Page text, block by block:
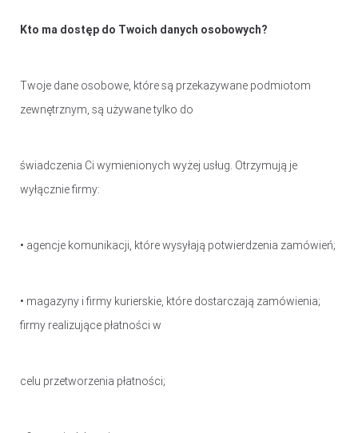
Kto ma dostęp do Twoich danych osobowych?
Twoje dane osobowe, które są przekazywane podmiotom
zewnętrznym, są używane tylko do
świadczenia Ci wymienionych wyżej usług. Otrzymują je
wyłącznie firmy:
• agencje komunikacji, które wysyłają potwierdzenia zamówień;
• magazyny i firmy kurierskie, które dostarczają zamówienia;
firmy realizujące płatności w
celu przetworzenia płatności;